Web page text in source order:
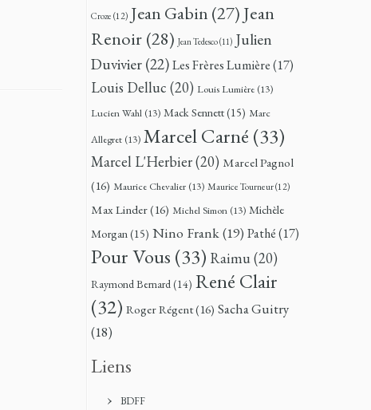
Croze (12) Jean Gabin (27) Jean
Renoir (28) Jean Tedesco(11) Julien
Duvivier(22)Les Frères Lumière(17)
Louis Delluc (20) Louis Lumière (13)
Lucien Wahl (13) Mack Sennett(15) Marc
Allegret (13) Marcel Carné (33)
Marcel L'Herbier(20) Marcel Pagnol
(16) Maurice Chevalier (13) Maurice Tourneur(12)
Max Linder(16) Michel Simon (13) Michèle
Morgan(15) Nino Frank(19) Pathé(17)
Pour Vous (33) Raimu(20)
Raymond Bernard(14) René Clair
(32) Roger Régent(16) Sacha Guitry
(18)
Liens
BDFF